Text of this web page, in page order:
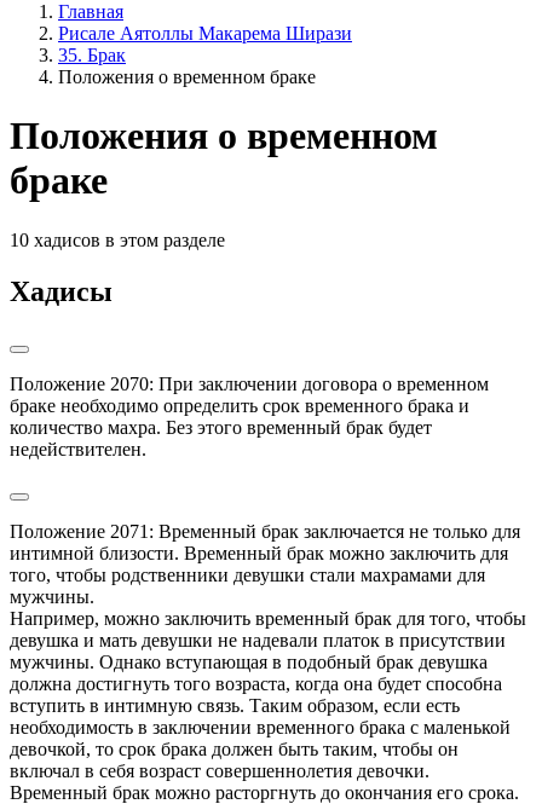
Главная
Рисале Аятоллы Макарема Ширази
35. Брак
Положения о временном браке
Положения о временном
браке
10 хадисов в этом разделе
Хадисы
Положение 2070: При заключении договора о временном
браке необходимо определить срок временного брака и
количество махра. Без этого временный брак будет
недействителен.
Положение 2071: Временный брак заключается не только для
интимной близости. Временный брак можно заключить для
того, чтобы родственники девушки стали махрамами для
мужчины.
Например, можно заключить временный брак для того, чтобы
девушка и мать девушки не надевали платок в присутствии
мужчины. Однако вступающая в подобный брак девушка
должна достигнуть того возраста, когда она будет способна
вступить в интимную связь. Таким образом, если есть
необходимость в заключении временного брака с маленькой
девочкой, то срок брака должен быть таким, чтобы он
включал в себя возраст совершеннолетия девочки.
Временный брак можно расторгнуть до окончания его срока.